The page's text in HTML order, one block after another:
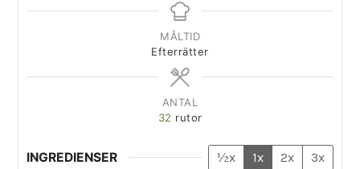
MÅLTID
Efterrätter
ANTAL
32 rutor
INGREDIENSER ½x 1x 2x 3x